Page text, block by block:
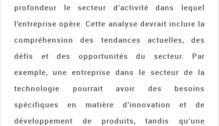
profondeur le secteur d’activité dans lequel
l’entreprise opère. Cette analyse devrait inclure la
compréhension des tendances actuelles, des
défis et des opportunités du secteur. Par
exemple, une entreprise dans le secteur de la
technologie pourrait avoir des besoins
spécifiques en matière d’innovation et de
développement de produits, tandis qu’une